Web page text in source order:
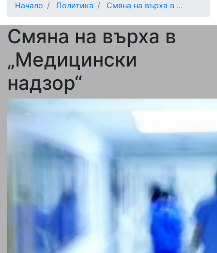
Начало Политика Смяна на върха в ...
Смяна на върха в
„Медицински
надзор“